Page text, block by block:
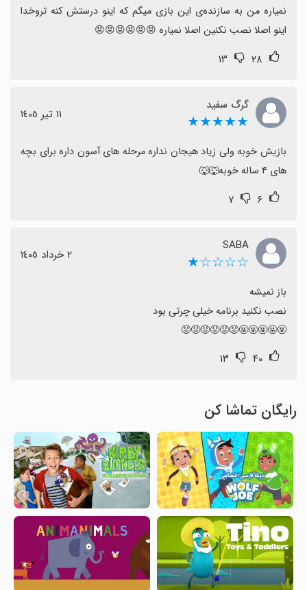
اینو اصلا نصب نکنین اصلا نمیاره 😡😡😡😡😡😡
۲۸ ۱۳
گرگ سفید
★★★★★ ١١ تیر ١٤٠٥
های ۴ ساله خوبه🐺🐺
۶ ۷
SABA
☆☆☆☆★ ٢ خرداد ١٤٠٥
🤬🤬🤬🤬🤬😡😡😡😡😡😡
۴۰ ۱۳
رایگان تماشا کن